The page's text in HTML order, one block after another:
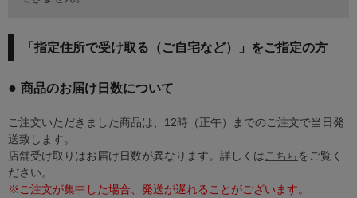
「指定住所で受け取る（ご自宅など）」をご指定の方
商品のお届け日数について
ご注文いただきました商品は、12時（正午）までのご注文で当日発
送致します。
店舗受け取りはお届け日数が異なります。詳しくは こちら をご覧く
ださい。
※ご注文が集中した場合、発送が遅れることがございます。